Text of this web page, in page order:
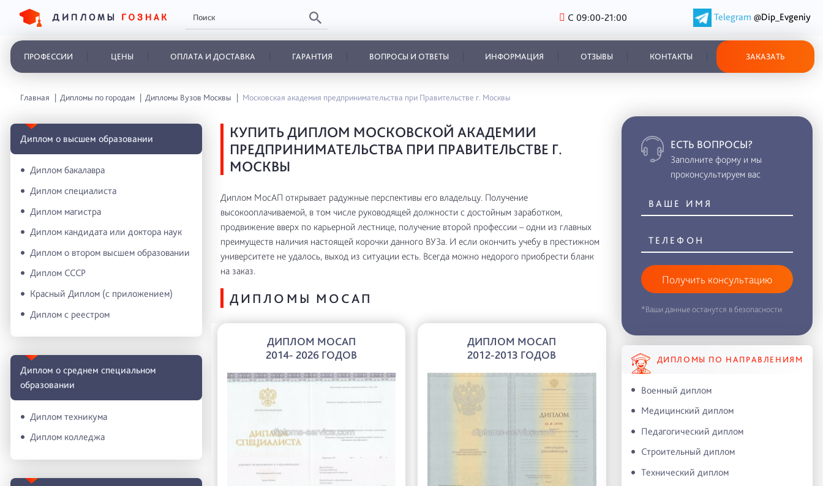
С 09:00-21:00 Telegram @Dip_Evgeniy
ПРОФЕССИИ ЦЕНЫ ОПЛАТА И ДОСТАВКА ГАРАНТИЯ ВОПРОСЫ И ОТВЕТЫ ИНФОРМАЦИЯ ОТЗЫВЫ КОНТАКТЫ ЗАКАЗАТЬ
Главная Дипломы по городам Дипломы Вузов Москвы Московская академия предпринимательства при Правительстве г. Москвы
Диплом о высшем образовании
Диплом бакалавра
Диплом специалиста
Диплом магистра
Диплом кандидата или доктора наук
Диплом о втором высшем образовании
Диплом СССР
Красный Диплом (с приложением)
Диплом с реестром
Диплом о среднем специальном
образовании
Диплом техникума
Диплом колледжа
КУПИТЬ ДИПЛОМ МОСКОВСКОЙ АКАДЕМИИ
ПРЕДПРИНИМАТЕЛЬСТВА ПРИ ПРАВИТЕЛЬСТВЕ Г.
МОСКВЫ
Диплом МосАП открывает радужные перспективы его владельцу. Получение
высокооплачиваемой, в том числе руководящей должности с достойным заработком,
продвижение вверх по карьерной лестнице, получение второй профессии – одни из главных
преимуществ наличия настоящей корочки данного ВУЗа. И если окончить учебу в престижном
университете не удалось, выход из ситуации есть. Всегда можно недорого приобрести бланк
на заказ.
ДИПЛОМЫ МОСАП
ДИПЛОМ МОСАП
2014- 2026 ГОДОВ
ДИПЛОМ МОСАП
2012-2013 ГОДОВ
ЕСТЬ ВОПРОСЫ?
Заполните форму и мы
проконсультируем вас
Получить консультацию
*Ваши данные останутся в безопасности
ДИПЛОМЫ ПО НАПРАВЛЕНИЯМ
Военный диплом
Медицинский диплом
Педагогический диплом
Строительный диплом
Технический диплом